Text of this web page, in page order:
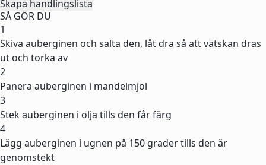
Skapa handlingslista
SÅ GÖR DU
1
Skiva auberginen och salta den, låt dra så att vätskan dras
ut och torka av
2
Panera auberginen i mandelmjöl
3
Stek auberginen i olja tills den får färg
4
Lägg auberginen i ugnen på 150 grader tills den är
genomstekt